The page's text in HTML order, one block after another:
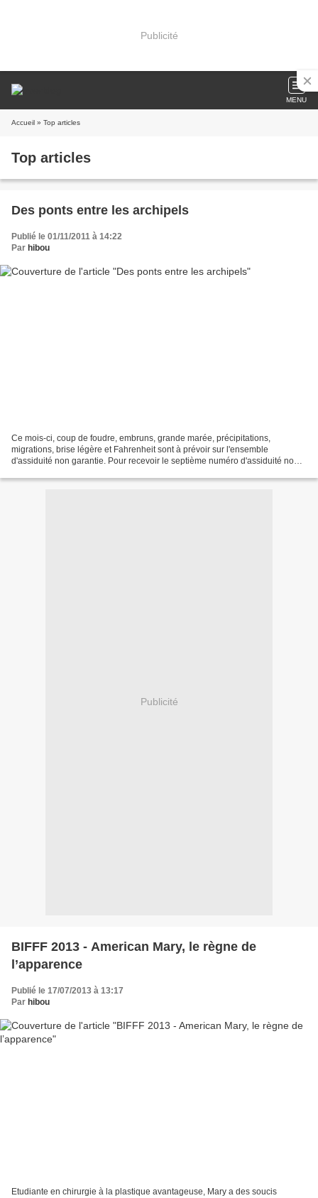
Publicité
MENU
Accueil » Top articles
Top articles
Des ponts entre les archipels
Publié le 01/11/2011 à 14:22
Par hibou
Ce mois-ci, coup de foudre, embruns, grande marée, précipitations,
migrations, brise légère et Fahrenheit sont à prévoir sur l'ensemble
d'assiduité non garantie. Pour recevoir le septième numéro d'assiduité non
Publicité
BIFFF 2013 - American Mary, le règne de
l’apparence
Publié le 17/07/2013 à 13:17
Par hibou
Etudiante en chirurgie à la plastique avantageuse, Mary a des soucis